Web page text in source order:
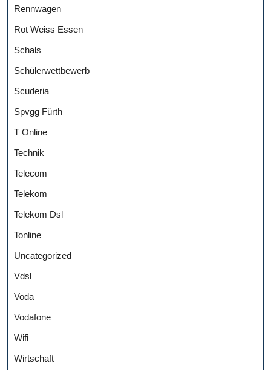
Rennwagen
Rot Weiss Essen
Schals
Schülerwettbewerb
Scuderia
Spvgg Fürth
T Online
Technik
Telecom
Telekom
Telekom Dsl
Tonline
Uncategorized
Vdsl
Voda
Vodafone
Wifi
Wirtschaft